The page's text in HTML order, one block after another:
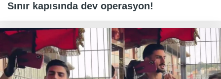
Sınır kapısında dev operasyon!